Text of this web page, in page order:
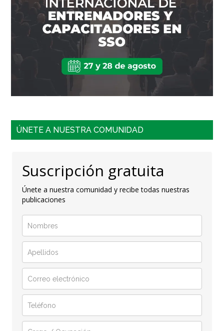
ÚNETE A NUESTRA COMUNIDAD
Suscripción gratuita
Únete a nuestra comunidad y recibe todas nuestras
publicaciones